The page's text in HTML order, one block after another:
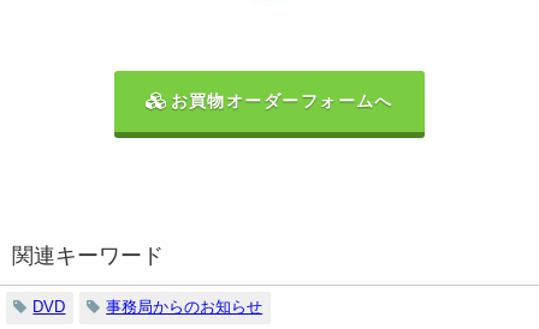
お買物オーダーフォームへ
関連キーワード
DVD 事務局からのお知らせ